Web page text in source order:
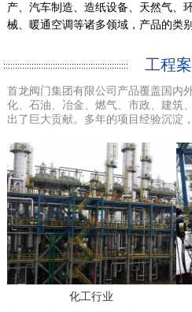
产、汽车制造、造纸设备、天然气、
械、暖通空调等诸多领域，产品的类
工程
首龙阀门集团有限公司产品覆盖国内
化、石油、冶金、燃气、市政、建筑
出了巨大贡献。多年的项目经验沉淀
化工行业